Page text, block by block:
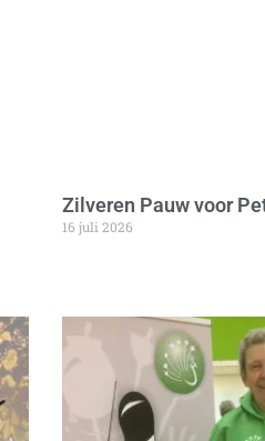
Zilveren Pauw voor
16 juli 2026